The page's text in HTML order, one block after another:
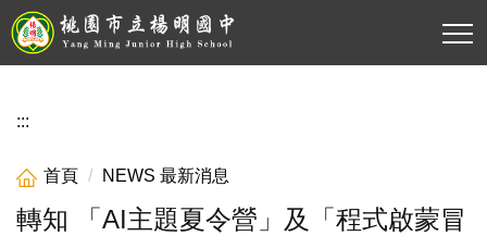
跳
到
主
內
區
:::
首頁 NEWS 最新消息
轉知 「AI主題夏令營」及「程式啟蒙冒